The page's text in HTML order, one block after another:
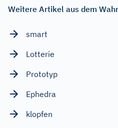
Weitere Artikel aus dem
smart
Lotterie
Prototyp
Ephedra
klopfen